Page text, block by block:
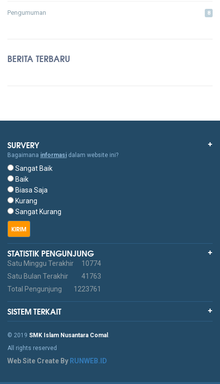
Pengumuman 8
BERITA TERBARU
SURVERY
Bagaimana informasi dalam website ini?
Sangat Baik
Baik
Biasa Saja
Kurang
Sangat Kurang
KIRIM
STATISTIK PENGUNJUNG
Satu Minggu Terakhir
10774
Satu Bulan Terakhir
41763
Total Pengunjung
1223761
SISTEM TERKAIT
© 2019 SMK Islam Nusantara Comal .
All rights reserved
Web Site Create By RUNWEB.ID